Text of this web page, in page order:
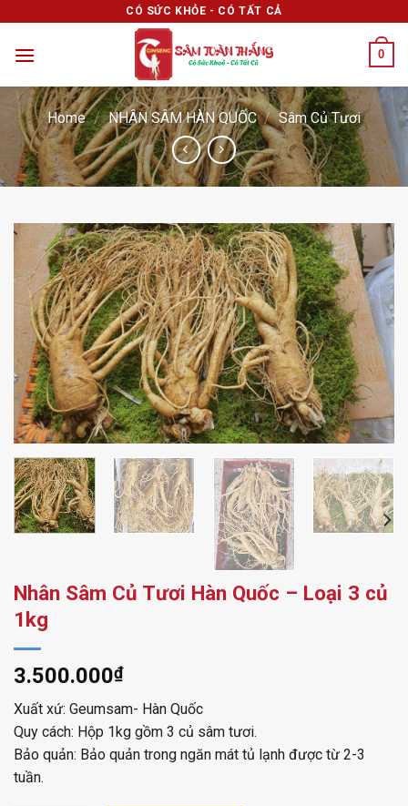
content
CÓ SỨC KHỎE - CÓ TẤT CẢ
0
Home / NHÂN SÂM HÀN QUỐC / Sâm Củ Tươi
Nhân Sâm Củ Tươi Hàn Quốc – Loại 3 củ
1kg
3.500.000₫
Xuất xứ: Geumsam- Hàn Quốc
Quy cách: Hộp 1kg gồm 3 củ sâm tươi.
Bảo quản: Bảo quản trong ngăn mát tủ lạnh được từ 2-3
tuần.